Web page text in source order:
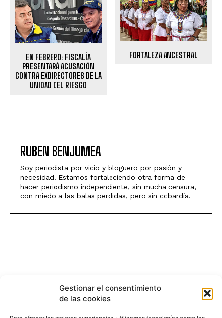
Gestionar el consentimiento
de las cookies
EN FEBRERO: FISCALÍA
PRESENTARÁ ACUSACIÓN
CONTRA EXDIRECTORES DE LA
UNIDAD DEL RIESGO
FORTALEZA ANCESTRAL
RUBEN BENJUMEA
Soy periodista por vicio y bloguero por pasión y
necesidad. Estamos fortaleciendo otra forma de
hacer periodismo independiente, sin mucha censura,
con miedo a las balas perdidas, pero sin cobardía.